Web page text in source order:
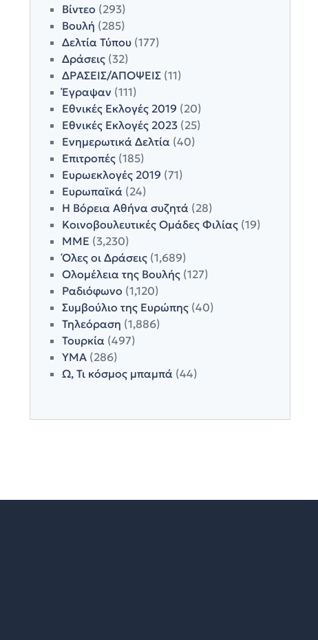
Βίντεο (293)
Βουλή (285)
Δελτία Τύπου(177)
Δράσεις(32)
ΔΡΑΣΕΙΣ/ΑΠΟΨΕΙΣ(11)
Έγραψαν (111)
Εθνικές Εκλογές 2019 (20)
Εθνικές Εκλογές 2023(25)
Ενημερωτικά Δελτία(40)
Επιτροπές(185)
Ευρωεκλογές 2019 (71)
Ευρωπαϊκά(24)
Η Βόρεια Αθήνα συζητά(28)
Κοινοβουλευτικές Ομάδες Φιλίας(19)
ΜΜΕ (3,230)
Όλες οι Δράσεις(1,689)
Ολομέλεια της Βουλής(127)
Ραδιόφωνο (1,120)
Συμβούλιο της Ευρώπης(40)
Τηλεόραση (1,886)
Τουρκία(497)
ΥΜΑ(286)
Ω, Τι κόσμος μπαμπά(44)